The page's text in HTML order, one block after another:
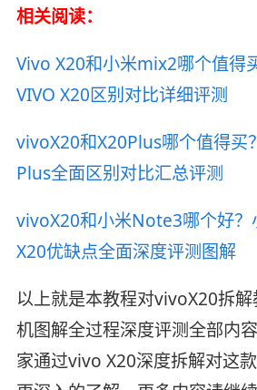
相关阅读：
Vivo X20和小米mix2哪个值得
VIVO X20区别对比详细评测
vivoX20和X20Plus哪个值得买
Plus全面区别对比汇总评测
vivoX20和小米Note3哪个好
X20优缺点全面深度评测图解
以上就是本教程对vivoX20拆
机图解全过程深度评测全部内
家通过vivo X20深度拆解对这